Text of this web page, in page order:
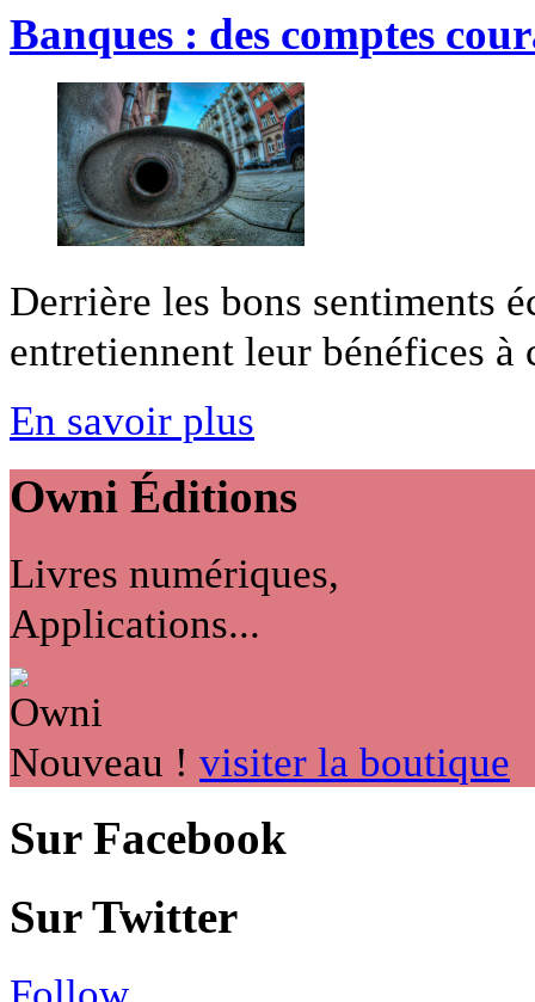
Banques : des comptes
Derrière les bons sentiments
entretiennent leur bénéfices à
En savoir plus
Owni Éditions
Livres numériques,
Applications...
Nouveau ! visiter la boutique
Sur Facebook
Sur Twitter